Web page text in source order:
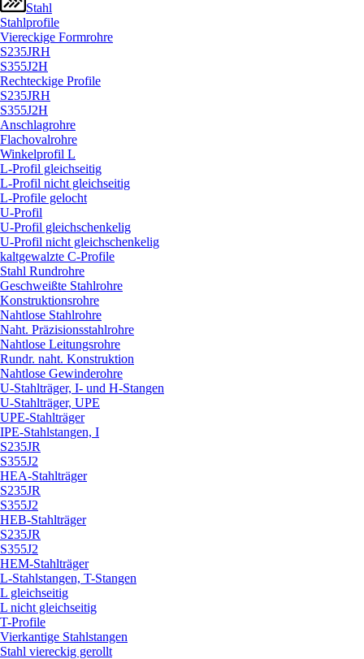
Stahl
Stahlprofile
Viereckige Formrohre
S235JRH
S355J2H
Rechteckige Profile
S235JRH
S355J2H
Anschlagrohre
Flachovalrohre
Winkelprofil L
L-Profil gleichseitig
L-Profil nicht gleichseitig
L-Profile gelocht
U-Profil
U-Profil gleichschenkelig
U-Profil nicht gleichschenkelig
kaltgewalzte C-Profile
Stahl Rundrohre
Geschweißte Stahlrohre
Konstruktionsrohre
Nahtlose Stahlrohre
Naht. Präzisionsstahlrohre
Nahtlose Leitungsrohre
Rundr. naht. Konstruktion
Nahtlose Gewinderohre
U-Stahlträger, I- und H-Stangen
U-Stahlträger, UPE
UPE-Stahlträger
IPE-Stahlstangen, I
S235JR
S355J2
HEA-Stahlträger
S235JR
S355J2
HEB-Stahlträger
S235JR
S355J2
HEM-Stahlträger
L-Stahlstangen, T-Stangen
L gleichseitig
L nicht gleichseitig
T-Profile
Vierkantige Stahlstangen
Stahl viereckig gerollt